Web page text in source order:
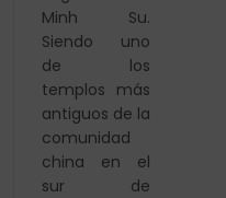
Minh Su.
Siendo uno
de los
templos más
antiguos de la
comunidad
china en el
sur de